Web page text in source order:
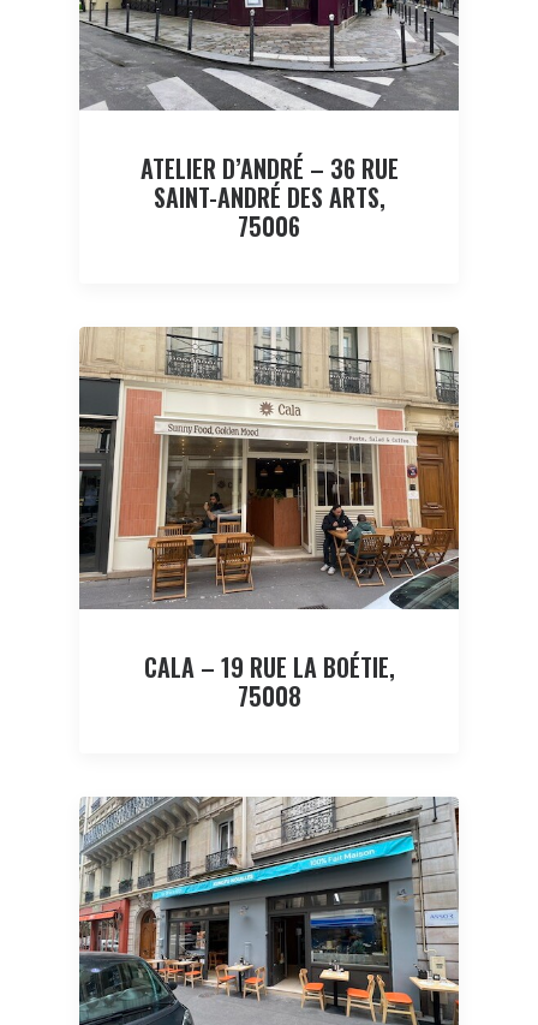
ATELIER D’ANDRÉ – 36 RUE
SAINT-ANDRÉ DES ARTS,
75006
CALA – 19 RUE LA BOÉTIE,
75008